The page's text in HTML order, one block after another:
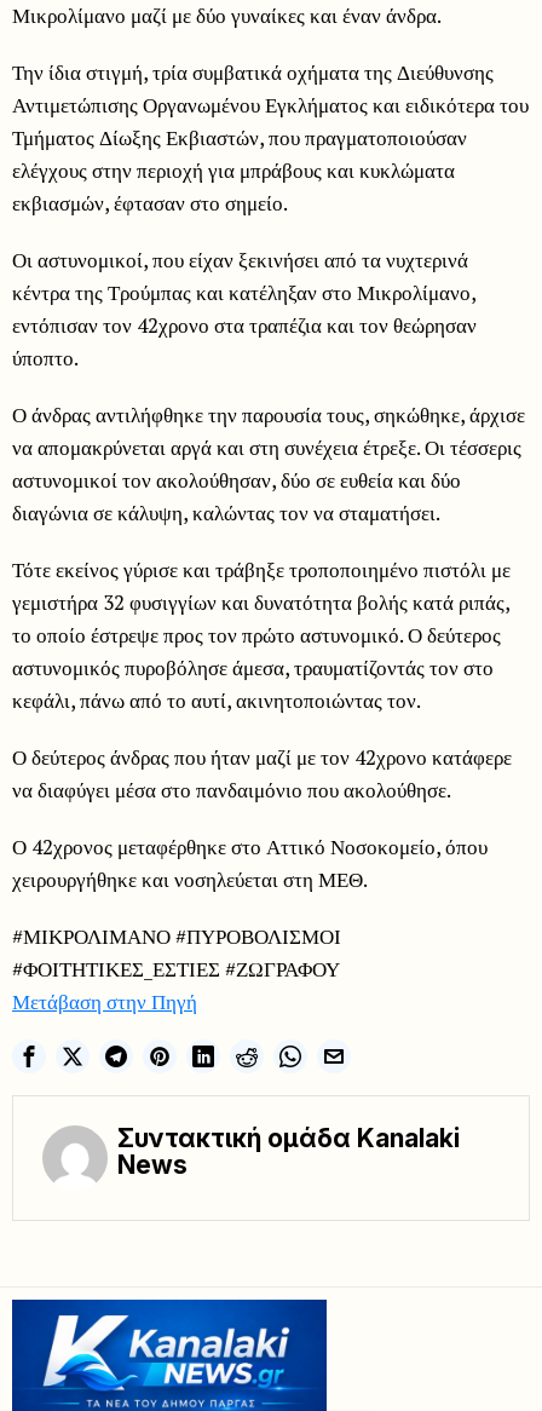
Μικρολίμανο μαζί με δύο γυναίκες και έναν άνδρα.
Την ίδια στιγμή, τρία συμβατικά οχήματα της Διεύθυνσης
Αντιμετώπισης Οργανωμένου Εγκλήματος και ειδικότερα του
Τμήματος Δίωξης Εκβιαστών, που πραγματοποιούσαν
ελέγχους στην περιοχή για μπράβους και κυκλώματα
εκβιασμών, έφτασαν στο σημείο.
Οι αστυνομικοί, που είχαν ξεκινήσει από τα νυχτερινά
κέντρα της Τρούμπας και κατέληξαν στο Μικρολίμανο,
εντόπισαν τον 42χρονο στα τραπέζια και τον θεώρησαν
ύποπτο.
Ο άνδρας αντιλήφθηκε την παρουσία τους, σηκώθηκε, άρχισε
να απομακρύνεται αργά και στη συνέχεια έτρεξε. Οι τέσσερις
αστυνομικοί τον ακολούθησαν, δύο σε ευθεία και δύο
διαγώνια σε κάλυψη, καλώντας τον να σταματήσει.
Τότε εκείνος γύρισε και τράβηξε τροποποιημένο πιστόλι με
γεμιστήρα 32 φυσιγγίων και δυνατότητα βολής κατά ριπάς,
το οποίο έστρεψε προς τον πρώτο αστυνομικό. Ο δεύτερος
αστυνομικός πυροβόλησε άμεσα, τραυματίζοντάς τον στο
κεφάλι, πάνω από το αυτί, ακινητοποιώντας τον.
Ο δεύτερος άνδρας που ήταν μαζί με τον 42χρονο κατάφερε
να διαφύγει μέσα στο πανδαιμόνιο που ακολούθησε.
Ο 42χρονος μεταφέρθηκε στο Αττικό Νοσοκομείο, όπου
χειρουργήθηκε και νοσηλεύεται στη ΜΕΘ.
#ΜΙΚΡΟΛΙΜΑΝΟ #ΠΥΡΟΒΟΛΙΣΜΟΙ
#ΦΟΙΤΗΤΙΚΕΣ_ΕΣΤΙΕΣ #ΖΩΓΡΑΦΟΥ
Μετάβαση στην Πηγή
Συντακτική ομάδα Kanalaki
News